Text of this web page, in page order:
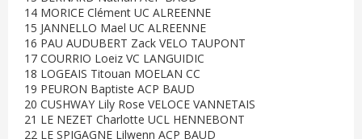
14 MORICE Clément UC ALREENNE
15 JANNELLO Mael UC ALREENNE
16 PAU AUDUBERT Zack VELO TAUPONT
17 COURRIO Loeiz VC LANGUIDIC
18 LOGEAIS Titouan MOELAN CC
19 PEURON Baptiste ACP BAUD
20 CUSHWAY Lily Rose VELOCE VANNETAIS
21 LE NEZET Charlotte UCL HENNEBONT
22 LE SPIGAGNE Lilwenn ACP BAUD